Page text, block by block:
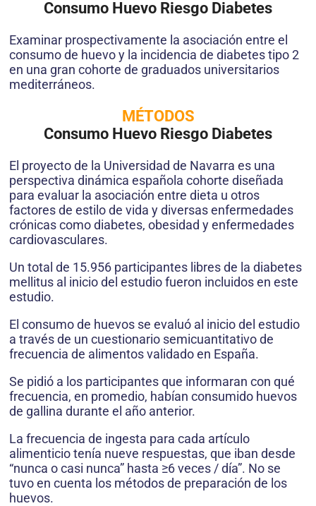
Consumo Huevo Riesgo Diabetes
Examinar prospectivamente la asociación entre el
consumo de huevo y la incidencia de diabetes tipo 2
en una gran cohorte de graduados universitarios
mediterráneos.
MÉTODOS
Consumo Huevo Riesgo Diabetes
El proyecto de la Universidad de Navarra es una
perspectiva dinámica española cohorte diseñada
para evaluar la asociación entre dieta u otros
factores de estilo de vida y diversas enfermedades
crónicas como diabetes, obesidad y enfermedades
cardiovasculares.
Un total de 15.956 participantes libres de la diabetes
mellitus al inicio del estudio fueron incluidos en este
estudio.
El consumo de huevos se evaluó al inicio del estudio
a través de un cuestionario semicuantitativo de
frecuencia de alimentos validado en España.
Se pidió a los participantes que informaran con qué
frecuencia, en promedio, habían consumido huevos
de gallina durante el año anterior.
La frecuencia de ingesta para cada artículo
alimenticio tenía nueve respuestas, que iban desde
“nunca o casi nunca” hasta ≥6 veces / día”. No se
tuvo en cuenta los métodos de preparación de los
huevos.